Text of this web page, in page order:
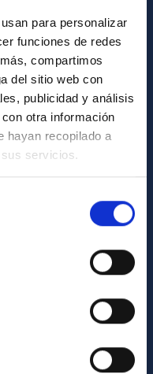
para personalizar
funciones de redes
compartimos
del sitio web con
publicidad y análisis
otra información
hayan recopilado a
servicios.